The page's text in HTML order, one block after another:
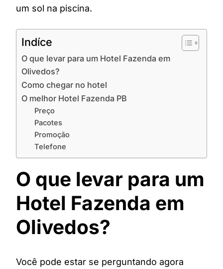
um sol na piscina.
Indíce
O que levar para um Hotel Fazenda em
Olivedos?
Como chegar no hotel
O melhor Hotel Fazenda PB
Preço
Pacotes
Promoção
Telefone
O que levar para um
Hotel Fazenda em
Olivedos?
Você pode estar se perguntando agora